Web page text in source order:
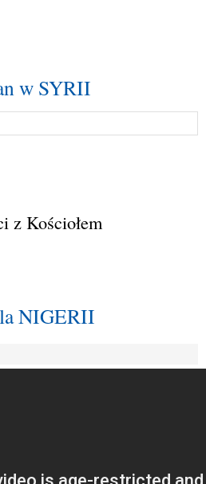
w SYRII
z Kościołem
NIGERII